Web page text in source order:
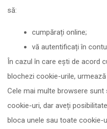
să:
cumpărați online;
vă autentificați în
În cazul în care ești de acord
blochezi cookie-urile,
Cele mai multe browsere
cookie-uri, dar aveți
bloca unele sau toate cookie-